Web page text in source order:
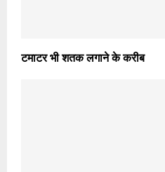
टमाटर भी शतक लगाने के करीब